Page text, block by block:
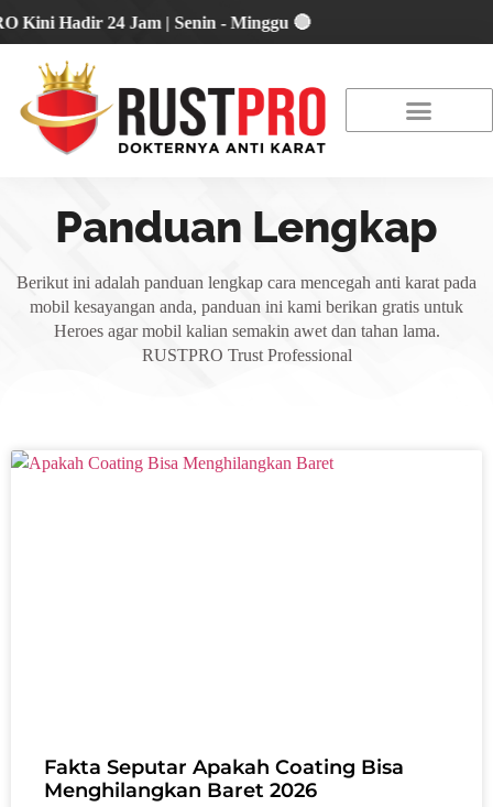
Hadir 24 Jam | Senin - Minggu 🔴
Panduan Lengkap
Berikut ini adalah panduan lengkap cara mencegah anti karat pada
mobil kesayangan anda, panduan ini kami berikan gratis untuk
Heroes agar mobil kalian semakin awet dan tahan lama.
RUSTPRO Trust Professional
Fakta Seputar Apakah Coating Bisa
Menghilangkan Baret 2026